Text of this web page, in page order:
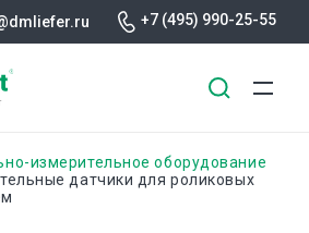
+7 (495) 990-25-55
измерительное оборудование
датчики для роликовых